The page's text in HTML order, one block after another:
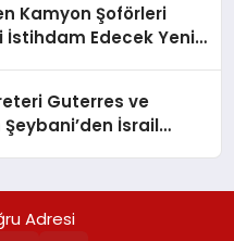
Kamyon Şoförleri
İstihdam Edecek Yeni
Guterres ve
İsrail
Adresi